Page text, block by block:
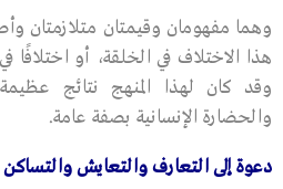
وهما مفهومان وقيمتان متلازمتان
هذا الاختلاف في الخلقة، أو اختلافًا
وقد كان لهذا المنهج نتائج
والحضارة الإنسانية بصفة عامة.
دعوة إلى التعارف والتعايش والتساكن